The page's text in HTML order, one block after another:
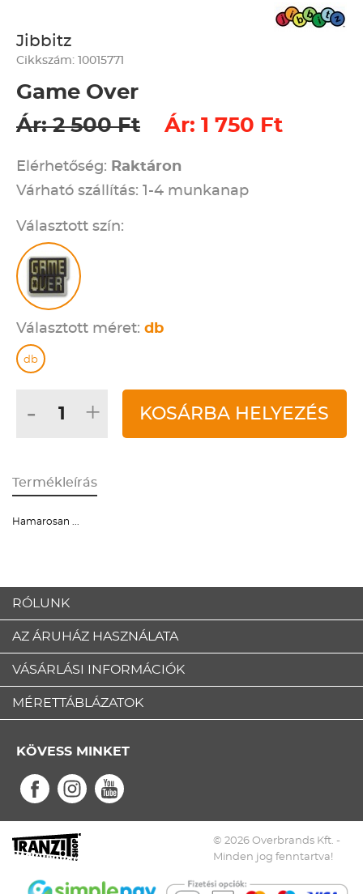
Jibbitz
Cikkszám: 10015771
Game Over
Ár: 2 500 Ft
Ár: 1 750 Ft
Elérhetőség: Raktáron
Várható szállítás: 1-4 munkanap
Választott szín:
Választott méret: db
db
- + KOSÁRBA HELYEZÉS
Termékleírás
Hamarosan ...
RÓLUNK
AZ ÁRUHÁZ HASZNÁLATA
VÁSÁRLÁSI INFORMÁCIÓK
MÉRETTÁBLÁZATOK
KÖVESS MINKET
© 2026 Overbrands Kft. -
Minden jog fenntartva!